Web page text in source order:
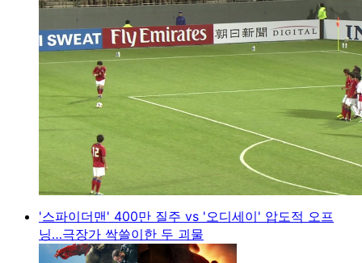
'스파이더맨' 400만 질주 vs '오디세이' 압도적 오프
닝…극장가 싹쓸이한 두 괴물